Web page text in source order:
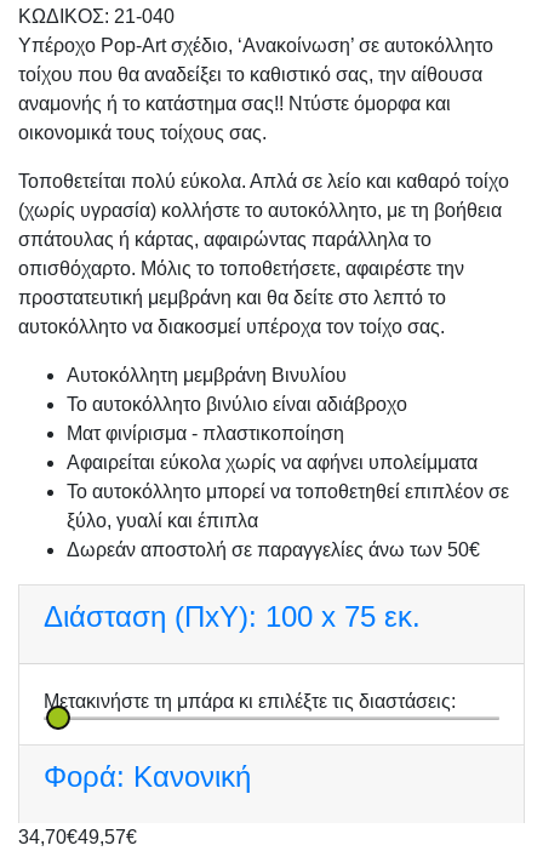
KΩΔΙΚΟΣ: 21-040
Υπέροχο Pop-Art σχέδιο, ‘Ανακοίνωση’ σε αυτοκόλλητο
τοίχου που θα αναδείξει το καθιστικό σας, την αίθουσα
αναμονής ή το κατάστημα σας!! Ντύστε όμορφα και
οικονομικά τους τοίχους σας.
Τοποθετείται πολύ εύκολα. Απλά σε λείο και καθαρό τοίχο
(χωρίς υγρασία) κολλήστε το αυτοκόλλητο, με τη βοήθεια
σπάτουλας ή κάρτας, αφαιρώντας παράλληλα το
οπισθόχαρτο. Μόλις το τοποθετήσετε, αφαιρέστε την
προστατευτική μεμβράνη και θα δείτε στο λεπτό το
αυτοκόλλητο να διακοσμεί υπέροχα τον τοίχο σας.
Αυτοκόλλητη μεμβράνη Βινυλίου
Το αυτοκόλλητο βινύλιο είναι αδιάβροχο
Ματ φινίρισμα - πλαστικοποίηση
Αφαιρείται εύκολα χωρίς να αφήνει υπολείμματα
Το αυτοκόλλητο μπορεί να τοποθετηθεί επιπλέον σε
ξύλο, γυαλί και έπιπλα
Δωρεάν αποστολή σε παραγγελίες άνω των 50€
Διάσταση (ΠxΥ): 100 x 75 εκ.
Μετακινήστε τη μπάρα κι επιλέξτε τις διαστάσεις:
Φορά: Κανονική
34,70€49,57€